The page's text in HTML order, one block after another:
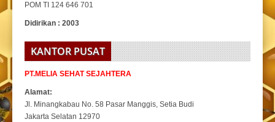
POM TI 124 646 701
Didirikan : 2003
KANTOR PUSAT
PT.MELIA SEHAT SEJAHTERA
Alamat:
Jl. Minangkabau No. 58 Pasar Manggis, Setia Budi
Jakarta Selatan 12970